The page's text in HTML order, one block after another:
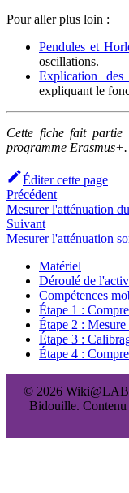
Pour aller plus loin :
Pendules et
oscillations.
Explication des
expliquant le
Cette fiche fait partie
programme
Éditer cette page
Précédent
Mesurer l'atténuation
Suivant
Mesurer l'atténuation
Matériel
Déroulé de
Compétences
Étape 1 :
Étape 2 :
Étape 3 :
Étape 4 :
© 2026 Wiki@LAB
Bidouille. Contenu